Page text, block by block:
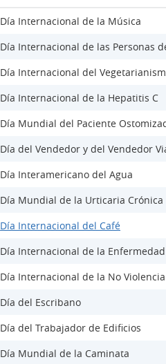
Día Internacional de la Música
Día Internacional de las Personas
Día Internacional del
Día Internacional de la Hepatitis C
Día Mundial del Paciente
Día del Vendedor y del Vendedor
Día Interamericano del Agua
Día Mundial de la Urticaria Crónica
Día Internacional del Café
Día Internacional de la
Día Internacional de la No Violencia
Día del Escribano
Día del Trabajador de Edificios
Día Mundial de la Caminata